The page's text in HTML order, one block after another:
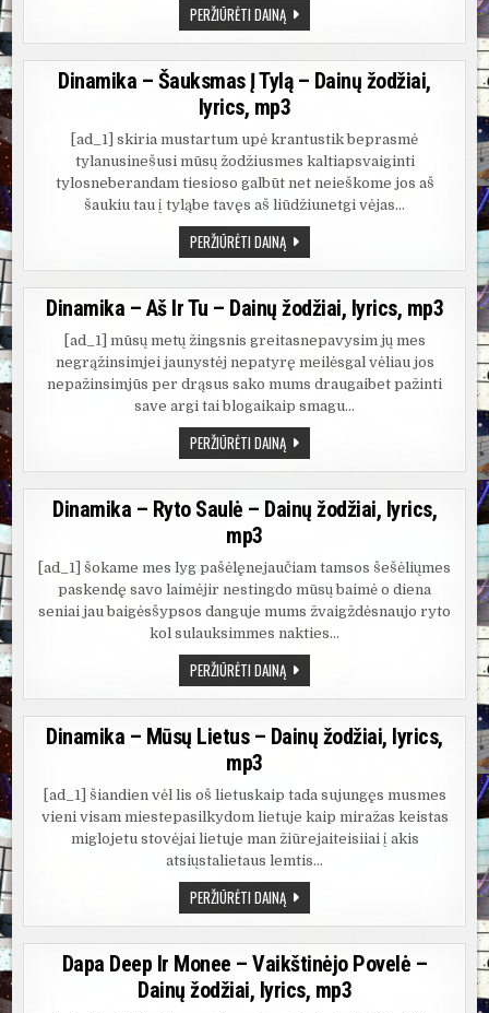
PERŽIŪRĖTI DAINĄDINAMIKA
–
SVAJONIŲ
DAINŲ
ŽODŽIAI,
LYRICS,
Dinamika – Šauksmas Į Tylą – Dainų žodžiai,
lyrics, mp3
[ad_1] skiria mustartum upė krantustik beprasmė
tylanusinešusi mūsų žodžiusmes kaltiapsvaiginti
tylosneberandam tiesioso galbūt net neieškome jos aš
šaukiu tau į tyląbe tavęs aš liūdžiunetgi vėjas…
PERŽIŪRĖTI DAINĄDINAMIKA
–
ŠAUKSMAS
Į
TYLĄ
–
ŽODŽIAI,
LYRICS,
MP3
Dinamika – Aš Ir Tu – Dainų žodžiai, lyrics, mp3
[ad_1] mūsų metų žingsnis greitasnepavysim jų mes
negrąžinsimjei jaunystėj nepatyrę meilėsgal vėliau jos
nepažinsimjūs per drąsus sako mums draugaibet pažinti
save argi tai blogaikaip smagu…
PERŽIŪRĖTI DAINĄDINAMIKA
–
AŠ
IR
TU
–
DAINŲ
LYRICS,
MP3
Dinamika – Ryto Saulė – Dainų žodžiai, lyrics,
mp3
[ad_1] šokame mes lyg pašėlęnejaučiam tamsos šešėliųmes
paskendę savo laimėjir nestingdo mūsų baimė o diena
seniai jau baigėsšypsos danguje mums žvaigždėsnaujo ryto
kol sulauksimmes nakties…
PERŽIŪRĖTI DAINĄDINAMIKA
–
RYTO
SAULĖ
DAINŲ
ŽODŽIAI,
Dinamika – Mūsų Lietus – Dainų žodžiai, lyrics,
mp3
[ad_1] šiandien vėl lis oš lietuskaip tada sujungęs musmes
vieni visam miestepasilkydom lietuje kaip miražas keistas
miglojetu stovėjai lietuje man žiūrejaiteisiiai į akis
atsiųstalietaus lemtis…
PERŽIŪRĖTI DAINĄDINAMIKA
–
MŪSŲ
LIETUS
–
DAINŲ
ŽODŽIAI,
LYRICS,
Dapa Deep Ir Monee – Vaikštinėjo Povelė –
Dainų žodžiai, lyrics, mp3